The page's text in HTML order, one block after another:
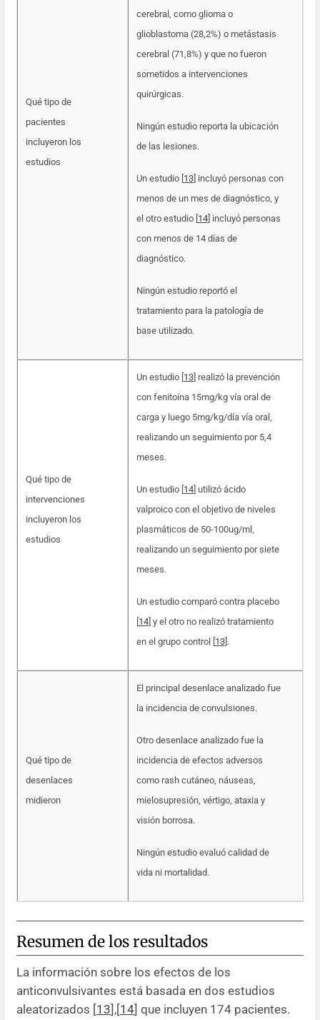
Qué tipo de
pacientes
incluyeron los
estudios
cerebral, como glioma o
glioblastoma (28,2%) o metástasis
cerebral (71,8%) y que no fueron
sometidos a intervenciones
quirúrgicas.
Ningún estudio reporta la ubicación
de las lesiones.
Un estudio [ 13] incluyó personas con
menos de un mes de diagnóstico, y
el otro estudio [ 14] incluyó personas
con menos de 14 días de
diagnóstico.
Ningún estudio reportó el
tratamiento para la patología de
base utilizado.
Qué tipo de
intervenciones
incluyeron los
estudios
Un estudio [ 13] realizó la prevención
con fenitoína 15mg/kg vía oral de
carga y luego 5mg/kg/día vía oral,
realizando un seguimiento por 5,4
meses.
Un estudio [ 14] utilizó ácido
valproico con el objetivo de niveles
plasmáticos de 50-100ug/ml,
realizando un seguimiento por siete
meses.
Un estudio comparó contra placebo
14] y el otro no realizó tratamiento
en el grupo control [ 13].
Qué tipo de
desenlaces
midieron
El principal desenlace analizado fue
la incidencia de convulsiones.
Otro desenlace analizado fue la
incidencia de efectos adversos
como rash cutáneo, náuseas,
mielosupresión, vértigo, ataxia y
visión borrosa.
Ningún estudio evaluó calidad de
vida ni mortalidad.
Resumen de los resultados
La información sobre los efectos de los
anticonvulsivantes está basada en dos estudios
aleatorizados [13] ,[14] que incluyen 174 pacientes.